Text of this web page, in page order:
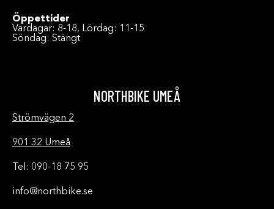
Öppettider
Vardagar: 8-18, Lördag: 11-15
Söndag: Stängt
NORTHBIKE UMEÅ
Strömvägen 2
901 32 Umeå
Tel: 090-18 75 95
info@northbike.se